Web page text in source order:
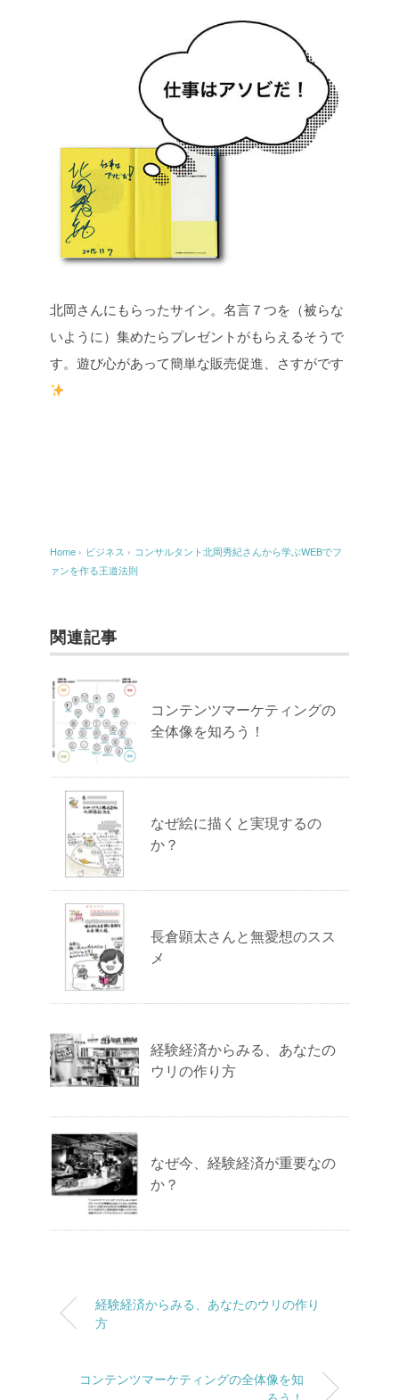
北岡さんにもらったサイン。名言７つを（被らな
いように）集めたらプレゼントがもらえるそうで
す。遊び心があって簡単な販売促進、さすがです
Home › ビジネス › コンサルタント北岡秀紀さんから学ぶWEBでフ
ァンを作る王道法則
関連記事
コンテンツマーケティングの
全体像を知ろう！
なぜ絵に描くと実現するの
か？
長倉顕太さんと無愛想のスス
メ
経験経済からみる、あなたの
ウリの作り方
なぜ今、経験経済が重要なの
か？
経験経済からみる、あなたのウリの作り
方
コンテンツマーケティングの全体像を知